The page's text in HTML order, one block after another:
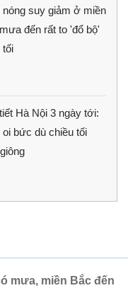
nóng suy giảm ở miền
đến rất to 'đổ bộ'
tối
Hà Nội 3 ngày tới:
oi bức dù chiều tối
mưa, miền Bắc đến